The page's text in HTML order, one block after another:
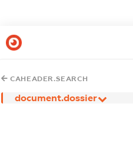
CAHEADER.SEARCH
document.dossier